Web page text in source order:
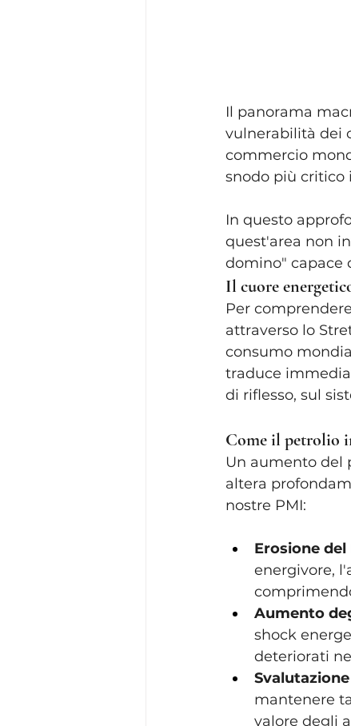
Il panorama
vulnerabilità dei
commercio
snodo più critico
In questo
quest'area non
domino" capace
Il cuore
Per
attraverso lo
consumo
traduce
di riflesso, sul
Come il petrolio
Un aumento del
altera
nostre PMI:
Erosione del
energivore,
Aumento
shock
deteriorati
mantenere
valore degli